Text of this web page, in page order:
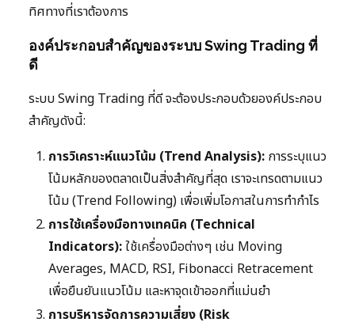
ทิศทางที่เราต้องการ
องค์ประกอบสำคัญของระบบ Swing Trading ที่
ดี
ระบบ Swing Trading ที่ดี จะต้องประกอบด้วยองค์ประกอบ
สำคัญดังนี้:
การวิเคราะห์แนวโน้ม (Trend Analysis): การระบุแนว
โน้มหลักของตลาดเป็นสิ่งสำคัญที่สุด เราจะเทรดตามแนว
โน้ม (Trend Following) เพื่อเพิ่มโอกาสในการทำกำไร
การใช้เครื่องมือทางเทคนิค (Technical
Indicators):ใช้เครื่องมือต่างๆ เช่น Moving
Averages, MACD, RSI, Fibonacci Retracement
เพื่อยืนยันแนวโน้ม และหาจุดเข้าออกที่แม่นยำ
การบริหารจัดการความเสี่ยง (Risk